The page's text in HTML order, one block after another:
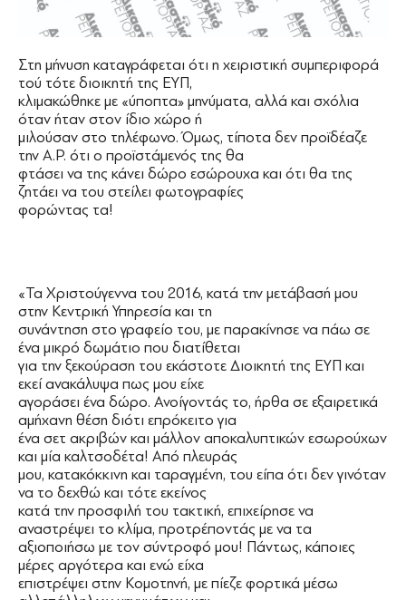
Στη μήνυση καταγράφεται ότι η χειριστική συμπεριφορά
τού τότε διοικητή της ΕΥΠ,
κλιμακώθηκε με «ύποπτα» μηνύματα, αλλά και σχόλια
όταν ήταν στον ίδιο χώρο ή
μιλούσαν στο τηλέφωνο. Όμως, τίποτα δεν προϊδέαζε
την Α.Ρ. ότι ο προϊστάμενός της θα
φτάσει να της κάνει δώρο εσώρουχα και ότι θα της
ζητάει να του στείλει φωτογραφίες
φορώντας τα!
«Τα Χριστούγεννα του 2016, κατά την μετάβασή μου
στην Κεντρική Υπηρεσία και τη
συνάντηση στο γραφείο του, με παρακίνησε να πάω σε
ένα μικρό δωμάτιο που διατίθεται
για την ξεκούραση του εκάστοτε Διοικητή της ΕΥΠ και
εκεί ανακάλυψα πως μου είχε
αγοράσει ένα δώρο. Ανοίγοντάς το, ήρθα σε εξαιρετικά
αμήχανη θέση διότι επρόκειτο για
ένα σετ ακριβών και μάλλον αποκαλυπτικών εσωρούχων
και μία καλτσοδέτα! Από πλευράς
μου, κατακόκκινη και ταραγμένη, του είπα ότι δεν γινόταν
να το δεχθώ και τότε εκείνος
κατά την προσφιλή του τακτική, επιχείρησε να
αναστρέψει το κλίμα, προτρέποντάς με να τα
αξιοποιήσω με τον σύντροφό μου! Πάντως, κάποιες
μέρες αργότερα και ενώ είχα
επιστρέψει στην Κομοτηνή, με πίεζε φορτικά μέσω